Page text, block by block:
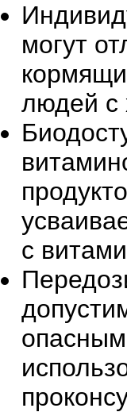
могут
людей с
с